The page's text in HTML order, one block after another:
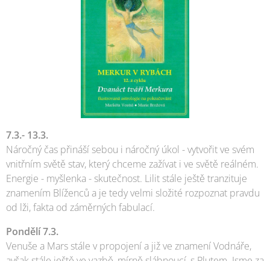
7.3.- 13.3.
Náročný čas přináší sebou i náročný úkol - vytvořit ve svém
vnitřním světě stav, který chceme zažívat i ve světě reálném.
Energie - myšlenka - skutečnost. Lilit stále ještě tranzituje
znamením Blíženců a je tedy velmi složité rozpoznat pravdu
od lži, fakta od záměrných fabulací.
Pondělí 7.3.
Venuše a Mars stále v propojení a již ve znamení Vodnáře,